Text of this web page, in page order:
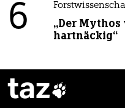
6
„Der
hartnäckig“
taz